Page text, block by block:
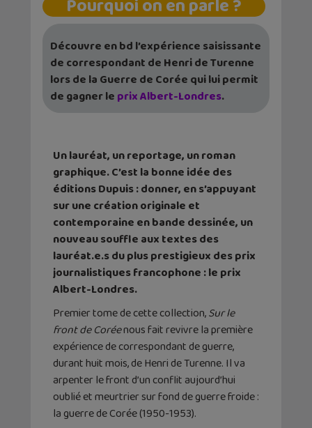
Pourquoi on en parle ?
Découvre en bd l’expérience saisissante
de correspondant de Henri de Turenne
lors de la Guerre de Corée qui lui permit
de gagner le prix Albert-Londres.
Un lauréat, un reportage, un roman
graphique. C’est la bonne idée des
éditions Dupuis : donner, en s’appuyant
sur une création originale et
contemporaine en bande dessinée, un
nouveau souffle aux textes des
lauréat.e.s du plus prestigieux des prix
journalistiques francophone : le prix
Albert-Londres.
Premier tome de cette collection,Sur le
front de Coréenous fait revivre la première
expérience de correspondant de guerre,
durant huit mois, de Henri de Turenne. Il va
arpenter le front d’un conflit aujourd’hui
oublié et meurtrier sur fond de guerre froide :
la guerre de Corée (1950-1953).